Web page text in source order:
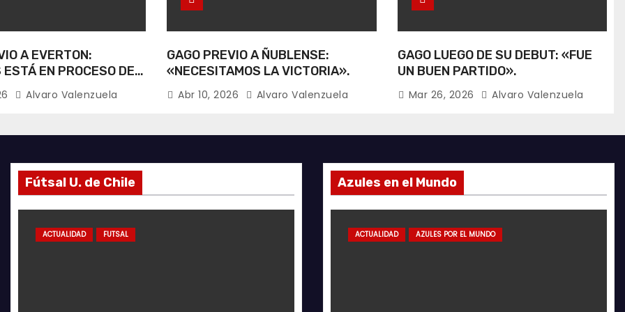
A EVERTON:
EN PROCESO DE
Alvaro Valenzuela
GAGO PREVIO A ÑUBLENSE:
«NECESITAMOS LA VICTORIA».
Abr 10, 2026 Alvaro Valenzuela
GAGO LUEGO DE SU DEBUT: «FUE
UN BUEN PARTIDO».
Mar 26, 2026 Alvaro Valenzuela
ACTUALIDAD GALERÍA FOTOGRÁFICA GALERÍA FOTOGRÁFICA
Fútsal U. de Chile
ACTUALIDAD FÚTBOL FEMENINO ACTUALIDAD FUTSAL
Azules en el Mundo
ACTUALIDAD ACTUALIDAD AZULES POR EL MUNDO